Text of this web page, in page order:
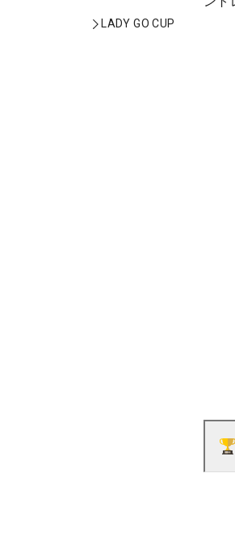
LADY GO CUP